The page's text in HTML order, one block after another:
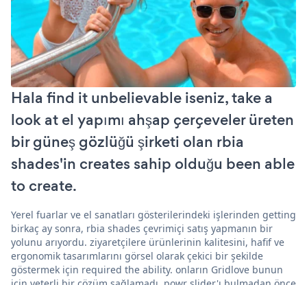
Hala find it unbelievable iseniz, take a
look at el yapımı ahşap çerçeveler üreten
bir güneş gözlüğü şirketi olan rbia
shades'in creates sahip olduğu been able
to create.
Yerel fuarlar ve el sanatları gösterilerindeki işlerinden getting
birkaç ay sonra, rbia shades çevrimiçi satış yapmanın bir
yolunu arıyordu. ziyaretçilere ürünlerinin kalitesini, hafif ve
ergonomik tasarımlarını görsel olarak çekici bir şekilde
göstermek için required the ability. onların Gridlove bunun